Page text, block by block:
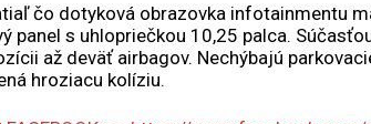
čo dotyková obrazovka infotainmentu
s uhlopriečkou 10,25 palca.
až deväť airbagov. Nechýbajú
hroziacu kolíziu.